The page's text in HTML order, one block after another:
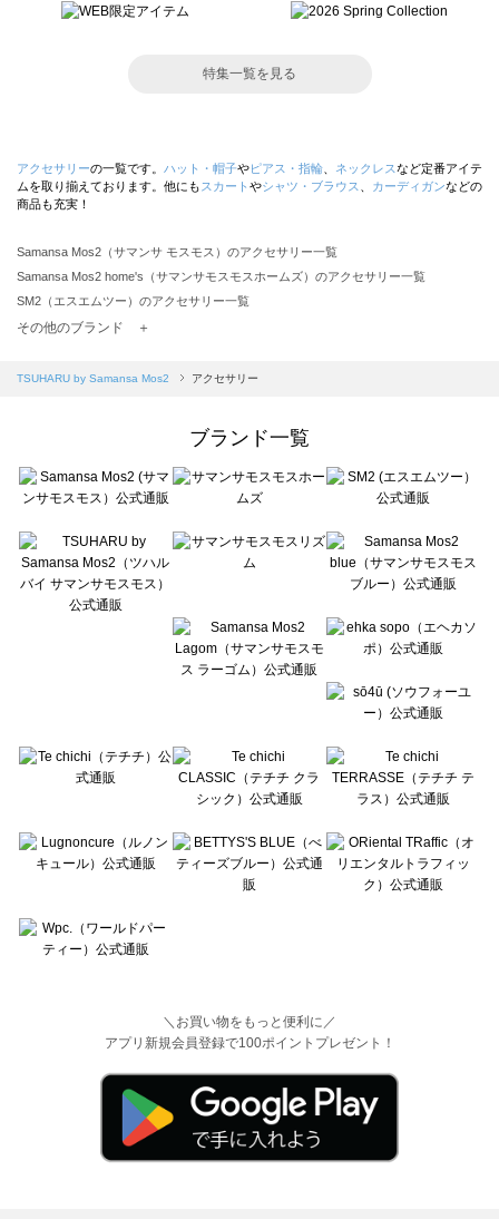
特集一覧を見る
アクセサリーの一覧です。 ハット・帽子やピアス・指輪 ネックレスなど定番アイテ
ムを取り揃えております。他にも スカート やシャツ・ブラウス カーディガンなどの
商品も充実！
Samansa Mos2（サマンサ モスモス）のアクセサリー一覧
Samansa Mos2 home's（サマンサモスモスホームズ）のアクセサリー一覧
SM2（エスエムツー）のアクセサリー一覧
TSUHARU by Samansa Mos2（ツハルバイサマンサモスモス）のアクセサリー一覧
Samansa Mos2 blue（サマンサモスモス ブルー）のアクセサリー一覧
sō4ū（ソウフォーユー）のアクセサリー一覧
Te chichi（テチチ）のアクセサリー一覧
Te chichi CLASSIC（テチチ クラシック）のアクセサリー一覧
Lugnoncure（ルノンキュール）のアクセサリー一覧
BETTY'S BLUE（べティーズブルー）のアクセサリー一覧
Wpc.（ワールドパーティー）のアクセサリー一覧
その他のブランド ＋
TSUHARU by Samansa Mos2 アクセサリー
ブランド一覧
＼お買い物をもっと便利に／
アプリ新規会員登録で100ポイントプレゼント！